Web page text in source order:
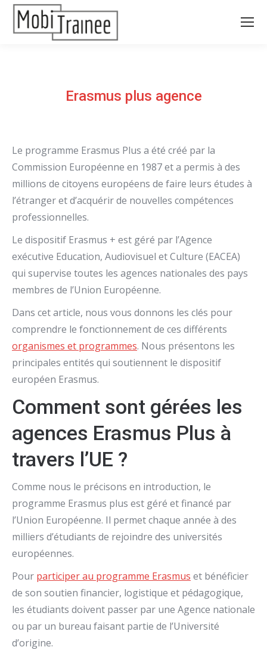
Erasmus plus agence
Le programme Erasmus Plus a été créé par la
Commission Européenne en 1987 et a permis à des
millions de citoyens européens de faire leurs études à
l’étranger et d’acquérir de nouvelles compétences
professionnelles.
Le dispositif Erasmus + est géré par l’Agence
exécutive Education, Audiovisuel et Culture (EACEA)
qui supervise toutes les agences nationales des pays
membres de l’Union Européenne.
Dans cet article, nous vous donnons les clés pour
comprendre le fonctionnement de ces différents
organismes et programmes. Nous présentons les
principales entités qui soutiennent le dispositif
européen Erasmus.
Comment sont gérées les
agences Erasmus Plus à
travers l’UE ?
Comme nous le précisons en introduction, le
programme Erasmus plus est géré et financé par
l’Union Européenne. Il permet chaque année à des
milliers d’étudiants de rejoindre des universités
européennes.
Pour participer au programme Erasmus et bénéficier
de son soutien financier, logistique et pédagogique,
les étudiants doivent passer par une Agence nationale
ou par un bureau faisant partie de l’Université
d’origine.